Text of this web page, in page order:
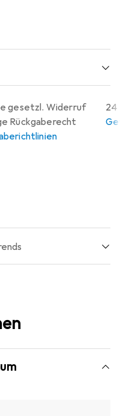
gesetzl. Widerruf
Rückgaberecht
24